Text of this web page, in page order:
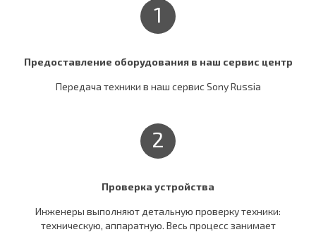
1
Предоставление оборудования в наш сервис центр
Передача техники в наш сервис Sony Russia
2
Проверка устройства
Инженеры выполняют детальную проверку техники:
техническую, аппаратную. Весь процесс занимает